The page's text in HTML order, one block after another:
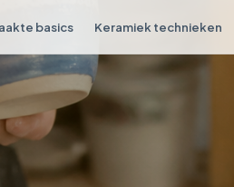
basics Keramiek technieken